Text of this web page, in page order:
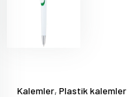
Kalemler, Plastik kalemler